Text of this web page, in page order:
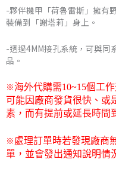
-夥伴機甲「荷魯雷斯」擁有
裝備到「謝塔莉」身上。
-透過4MM接孔系統，可與同
品。
※海外代購需10~15個工
可能因廠商發貨很快、或
素，而有提前或延長時間
※處理訂單時若發現廠商
單，並會發出通知說明情